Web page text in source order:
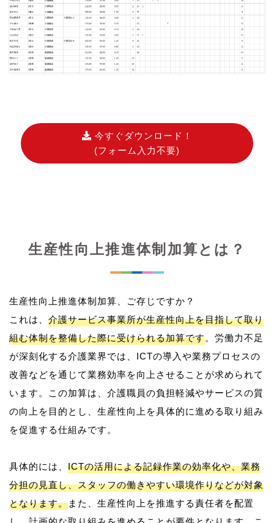
今すぐダウンロード！
(フォーム入力不要)
生産性向上推進体制加算とは？
生産性向上推進体制加算、ご存じですか？
これは、 介護サービス事業所が生産性向上を目指して取り
組む体制を整備した際に受けられる加算です。労働力不足
が深刻化する介護業界では、ICTの導入や業務プロセスの
改善などを通じて業務効率を向上させることが求められて
います。この加算は、介護職員の負担軽減やサービスの質
の向上を目的とし、生産性向上を具体的に進める取り組み
を促進する仕組みです。
具体的には、 ICTの活用による記録作業の効率化や、業務
分担の見直し、スタッフの働きやすい環境作りなどが対象
となります。また、生産性向上を推進する責任者を配置